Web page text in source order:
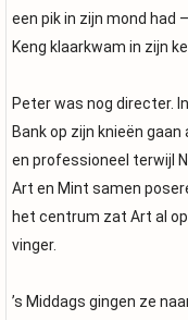
een pik in zijn mond had
Keng klaarkwam in zijn
Peter was nog directer.
Bank op zijn knieën
en professioneel terwijl
Art en Mint samen
het centrum zat Art al
vinger.
’s Middags gingen ze